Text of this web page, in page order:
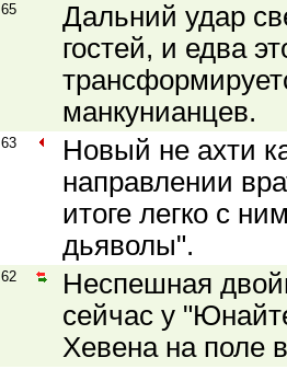
65
Дальний удар
гостей, и едва
манкунианцев.
63
Новый не ахти
направлении
итоге легко с
дьяволы".
62
Неспешная
сейчас у
Хевена на поле